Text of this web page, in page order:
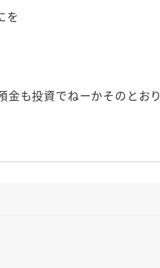
を
金も投資でねーかそのとおり
間でそうに106万円に